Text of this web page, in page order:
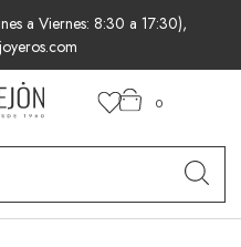
a Viernes: 8:30 a 17:30),
0